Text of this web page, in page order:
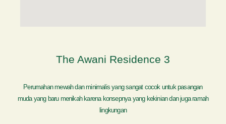
The Awani Residence 3
Perumahan mewah dan minimalis yang sangat cocok untuk pasangan
muda yang baru menikah karena konsepnya yang kekinian dan juga ramah
lingkungan